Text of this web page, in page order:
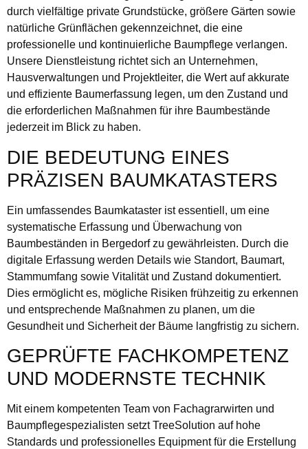
durch vielfältige private Grundstücke, größere Gärten sowie
natürliche Grünflächen gekennzeichnet, die eine
professionelle und kontinuierliche Baumpflege verlangen.
Unsere Dienstleistung richtet sich an Unternehmen,
Hausverwaltungen und Projektleiter, die Wert auf akkurate
und effiziente Baumerfassung legen, um den Zustand und
die erforderlichen Maßnahmen für ihre Baumbestände
jederzeit im Blick zu haben.
DIE BEDEUTUNG EINES
PRÄZISEN BAUMKATASTERS
Ein umfassendes Baumkataster ist essentiell, um eine
systematische Erfassung und Überwachung von
Baumbeständen in Bergedorf zu gewährleisten. Durch die
digitale Erfassung werden Details wie Standort, Baumart,
Stammumfang sowie Vitalität und Zustand dokumentiert.
Dies ermöglicht es, mögliche Risiken frühzeitig zu erkennen
und entsprechende Maßnahmen zu planen, um die
Gesundheit und Sicherheit der Bäume langfristig zu sichern.
GEPRÜFTE FACHKOMPETENZ
UND MODERNSTE TECHNIK
Mit einem kompetenten Team von Fachagrarwirten und
Baumpflegespezialisten setzt TreeSolution auf hohe
Standards und professionelles Equipment für die Erstellung